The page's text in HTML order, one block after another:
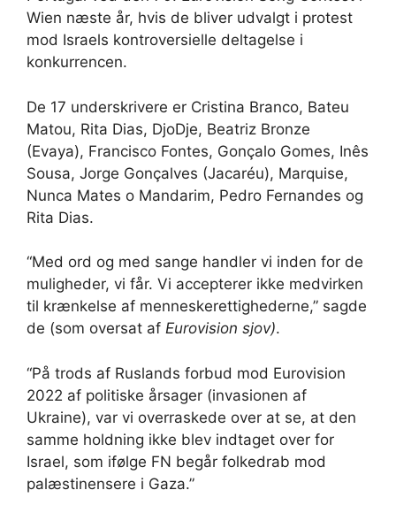
Wien næste år, hvis de bliver udvalgt i protest
mod Israels kontroversielle deltagelse i
konkurrencen.
De 17 underskrivere er Cristina Branco, Bateu
Matou, Rita Dias, DjoDje, Beatriz Bronze
(Evaya), Francisco Fontes, Gonçalo Gomes, Inês
Sousa, Jorge Gonçalves (Jacaréu), Marquise,
Nunca Mates o Mandarim, Pedro Fernandes og
Rita Dias.
“Med ord og med sange handler vi inden for de
muligheder, vi får. Vi accepterer ikke medvirken
til krænkelse af menneskerettighederne,” sagde
de (som oversat af Eurovision sjov).
“På trods af Ruslands forbud mod Eurovision
2022 af politiske årsager (invasionen af ​​
Ukraine), var vi overraskede over at se, at den
samme holdning ikke blev indtaget over for
Israel, som ifølge FN begår folkedrab mod
palæstinensere i Gaza.”